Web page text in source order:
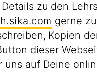
zu den
gerne
Kopien
dieser
uns auf Deine